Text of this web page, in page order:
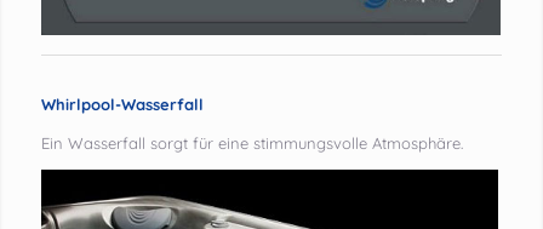
Whirlpool-Wasserfall
Ein Wasserfall sorgt für eine stimmungsvolle Atmosphäre.